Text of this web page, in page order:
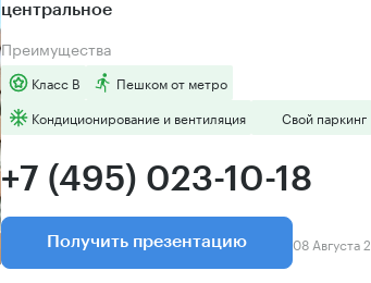
центральное
Преимущества
Класс B
Пешком от метро
Кондиционирование и вентиляция
Свой паркинг
+7 (495) 023-10-18
Получить презентацию 08 Августа